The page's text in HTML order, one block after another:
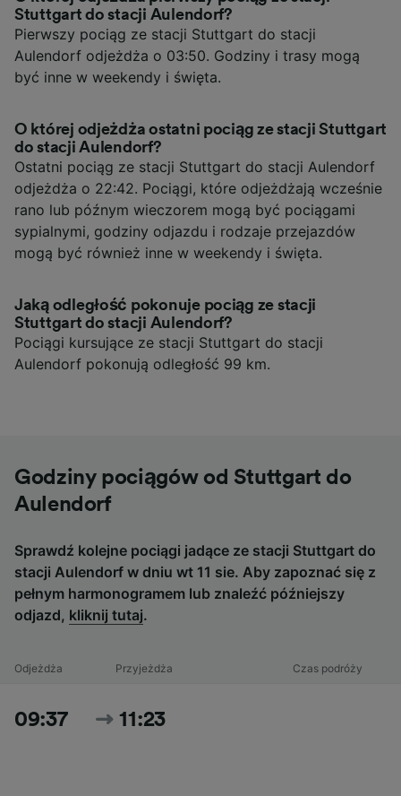
Stuttgart do stacji Aulendorf?
Pierwszy pociąg ze stacji Stuttgart do stacji
Aulendorf odjeżdża o 03:50. Godziny i trasy mogą
być inne w weekendy i święta.
O której odjeżdża ostatni pociąg ze stacji Stuttgart
do stacji Aulendorf?
Ostatni pociąg ze stacji Stuttgart do stacji Aulendorf
odjeżdża o 22:42. Pociągi, które odjeżdżają wcześnie
rano lub późnym wieczorem mogą być pociągami
sypialnymi, godziny odjazdu i rodzaje przejazdów
mogą być również inne w weekendy i święta.
Jaką odległość pokonuje pociąg ze stacji
Stuttgart do stacji Aulendorf?
Pociągi kursujące ze stacji Stuttgart do stacji
Aulendorf pokonują odległość 99 km.
Godziny pociągów od Stuttgart do
Aulendorf
Sprawdź kolejne pociągi jadące ze stacji Stuttgart do
stacji Aulendorf w dniu wt 11 sie. Aby zapoznać się z
pełnym harmonogramem lub znaleźć późniejszy
odjazd, kliknij tutaj.
Odjeżdża Przyjeżdża Czas podróży
09:37 11:23